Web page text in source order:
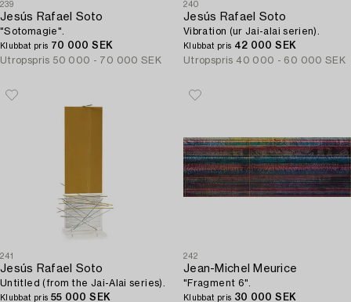
239
Jesús Rafael Soto
"Sotomagie".
Klubbat pris 70 000 SEK
Utropspris 50 000 - 70 000 SEK
240
Jesús Rafael Soto
Vibration (ur Jai-alai serien).
Klubbat pris 42 000 SEK
Utropspris 40 000 - 60 000 SEK
241
Jesús Rafael Soto
Untitled (from the Jai-Alai series).
Klubbat pris 55 000 SEK
242
Jean-Michel Meurice
"Fragment 6".
Klubbat pris 30 000 SEK